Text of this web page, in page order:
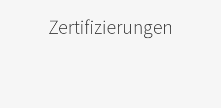
Zertifizierungen